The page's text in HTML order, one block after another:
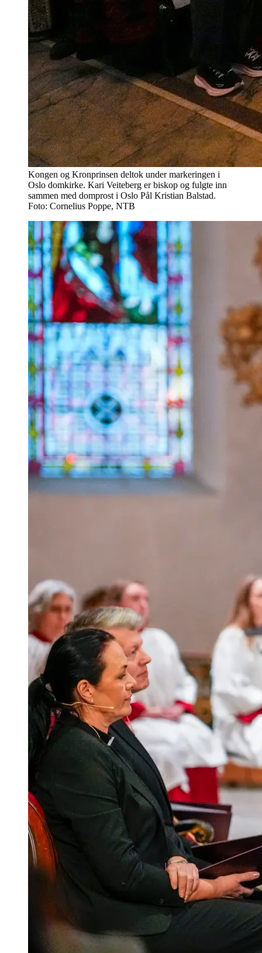
Kongen og Kronprinsen deltok under markeringen i
Oslo domkirke. Kari Veiteberg er biskop og fulgte inn
sammen med domprost i Oslo Pål Kristian Balstad.
Foto: Cornelius Poppe, NTB